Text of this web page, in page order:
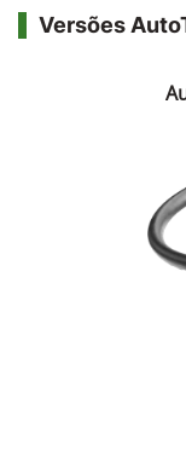
Versões